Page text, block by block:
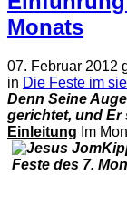
Monats
07. Februar 2012
in Die Feste im
Denn Seine
gerichtet, und Er
Einleitung Im